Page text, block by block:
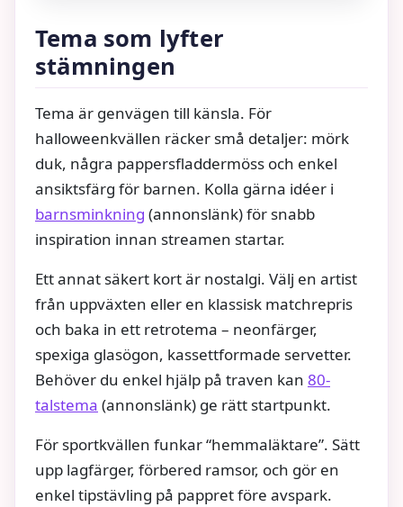
Tema som lyfter
stämningen
Tema är genvägen till känsla. För
halloweenkvällen räcker små detaljer: mörk
duk, några pappersfladdermöss och enkel
ansiktsfärg för barnen. Kolla gärna idéer i
barnsminkning (annonslänk) för snabb
inspiration innan streamen startar.
Ett annat säkert kort är nostalgi. Välj en artist
från uppväxten eller en klassisk matchrepris
och baka in ett retrotema – neonfärger,
spexiga glasögon, kassettformade servetter.
Behöver du enkel hjälp på traven kan 80-
talstema (annonslänk) ge rätt startpunkt.
För sportkvällen funkar “hemmaläktare”. Sätt
upp lagfärger, förbered ramsor, och gör en
enkel tipstävling på pappret före avspark.